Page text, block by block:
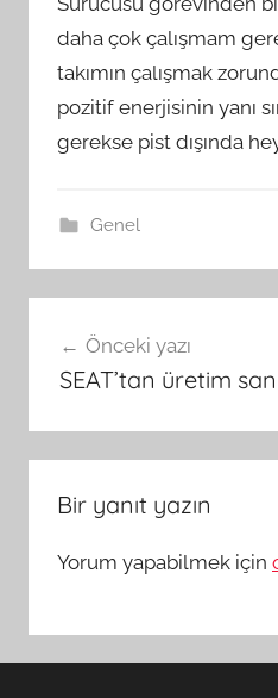
daha çok çalışmam
takımın çalışmak
pozitif enerjisinin yanı
gerekse pist dışında
Genel
gezinmesi
Önceki yazı
SEAT’tan üretim
Bir yanıt yazın
Yorum yapabilmek için